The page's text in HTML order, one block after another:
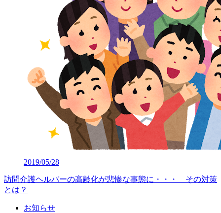
2019/05/28
訪問介護ヘルパーの高齢化が悲惨な事態に・・・ その対策
とは？
お知らせ